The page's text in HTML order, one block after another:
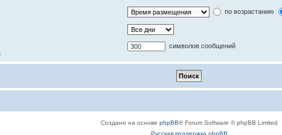
по возрастанию
символов сообщений
Создано на основе phpBB® Forum Software © phpBB Limited
Русская поддержка phpBB